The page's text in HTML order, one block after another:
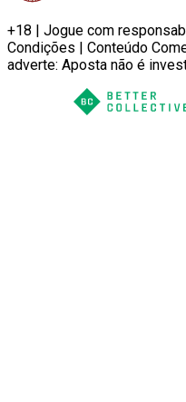
+18 | Jogue com
Condições | Conteúdo
adverte: Aposta não é